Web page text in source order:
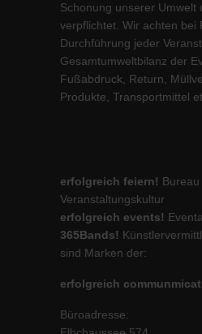
Schonung unserer Umwelt
verpflichtet. Wir achten bei
Durchführung jeder
Gesamtumweltbilanz der
Fußabdruck, Return,
Produkte, Transportmittel
erfolgreich feiern! Bureau
Veranstaltungskultur
erfolgreich events!
365Bands!
sind Marken der:
erfolgreich
Büroadresse: